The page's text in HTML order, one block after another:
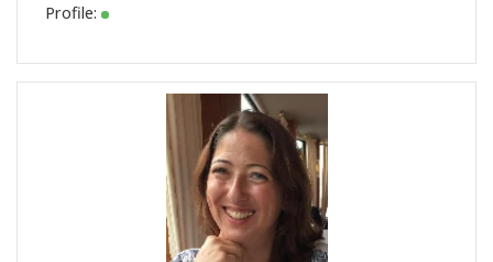
Profile: